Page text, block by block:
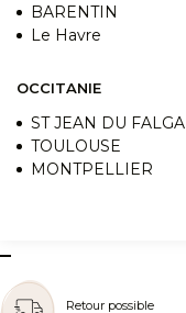
BARENTIN
Le Havre
OCCITANIE
ST JEAN DU FALGA
TOULOUSE
MONTPELLIER
–
Retour possible